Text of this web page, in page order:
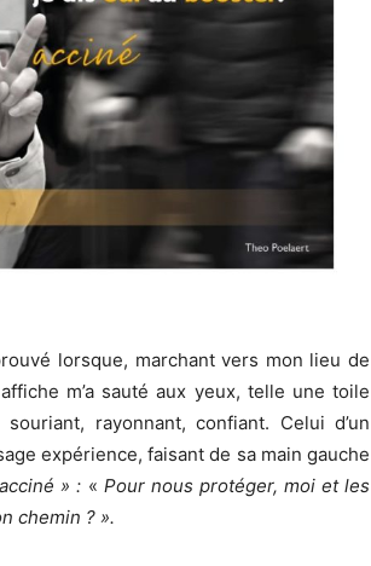
lorsque, marchant vers mon lieu de
m’a sauté aux yeux, telle une toile
rayonnant, confiant. Celui d’un
expérience, faisant de sa main gauche
» : « Pour nous protéger, moi et les
chemin ? ».